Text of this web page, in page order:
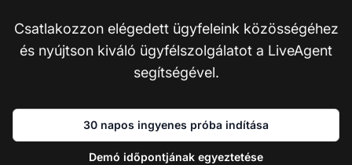
Csatlakozzon elégedett ügyfeleink közösségéhez
és nyújtson kiváló ügyfélszolgálatot a LiveAgent
segítségével.
30 napos ingyenes próba indítása
Demó időpontjának egyeztetése